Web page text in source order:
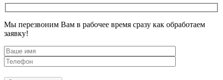
Мы перезвоним Вам в рабочее время сразу как обработаем
заявку!